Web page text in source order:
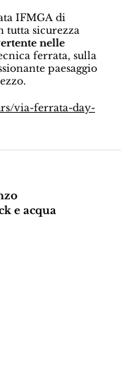
IFMGA di
tutta sicurezza
nelle
ferrata, sulla
paesaggio
via-ferrata-day-
e acqua